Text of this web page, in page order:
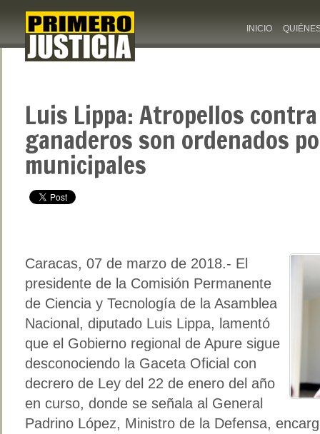
INICIO
Luis Lippa: Atropellos
ganaderos son ordenados
municipales
Caracas, 07 de marzo de 2018.- El
presidente de la Comisión Permanente
de Ciencia y Tecnología de la Asamblea
Nacional, diputado Luis Lippa, lamentó
que el Gobierno regional de Apure sigue
desconociendo la Gaceta Oficial con
decrero de Ley del 22 de enero del año
en curso, donde se señala al General
Padrino López, Ministro de la Defensa,